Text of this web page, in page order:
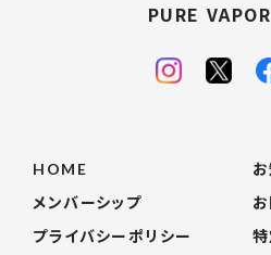
PURE
HOME
メンバーシップ
プライバシーポリシー